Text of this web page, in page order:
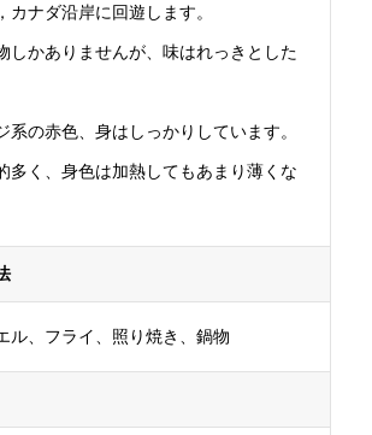
カナダ沿岸に回遊します。
しかありませんが、味はれっきとした
系の赤色、身はしっかりしています。
多く、身色は加熱してもあまり薄くな
ル、フライ、照り焼き、鍋物